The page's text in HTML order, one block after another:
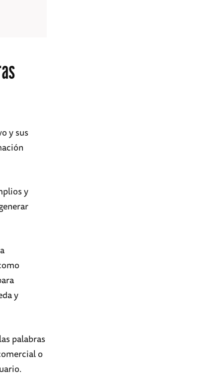
y sus
y
y
palabras
o